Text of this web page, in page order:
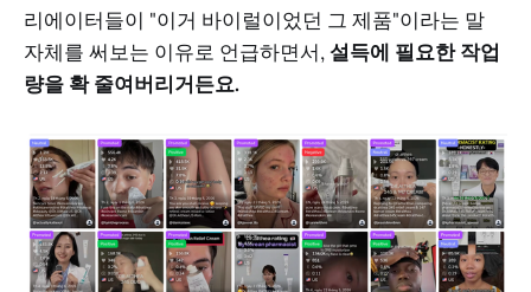
리에이터들이 "이거 바이럴이었던 그 제품"이라는 말
자체를 써보는 이유로 언급하면서,설득에 필요한 작업
량을 확 줄여버리거든요.